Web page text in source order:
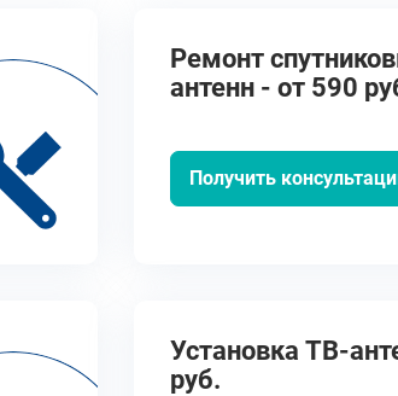
Ремонт
антенн - от 590
Получить
Установка ТВ-
руб.